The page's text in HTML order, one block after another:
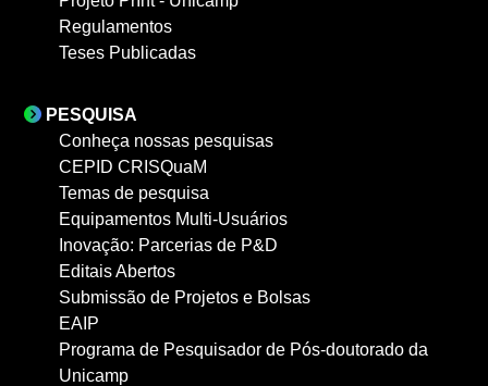
Regulamentos
Teses Publicadas
PESQUISA
Conheça nossas pesquisas
CEPID CRISQuaM
Temas de pesquisa
Equipamentos Multi-Usuários
Inovação: Parcerias de P&D
Editais Abertos
Submissão de Projetos e Bolsas
EAIP
Programa de Pesquisador de Pós-doutorado da
Unicamp